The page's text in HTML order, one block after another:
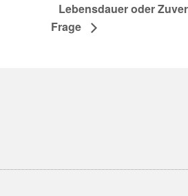
Lebensdauer oder
Frage